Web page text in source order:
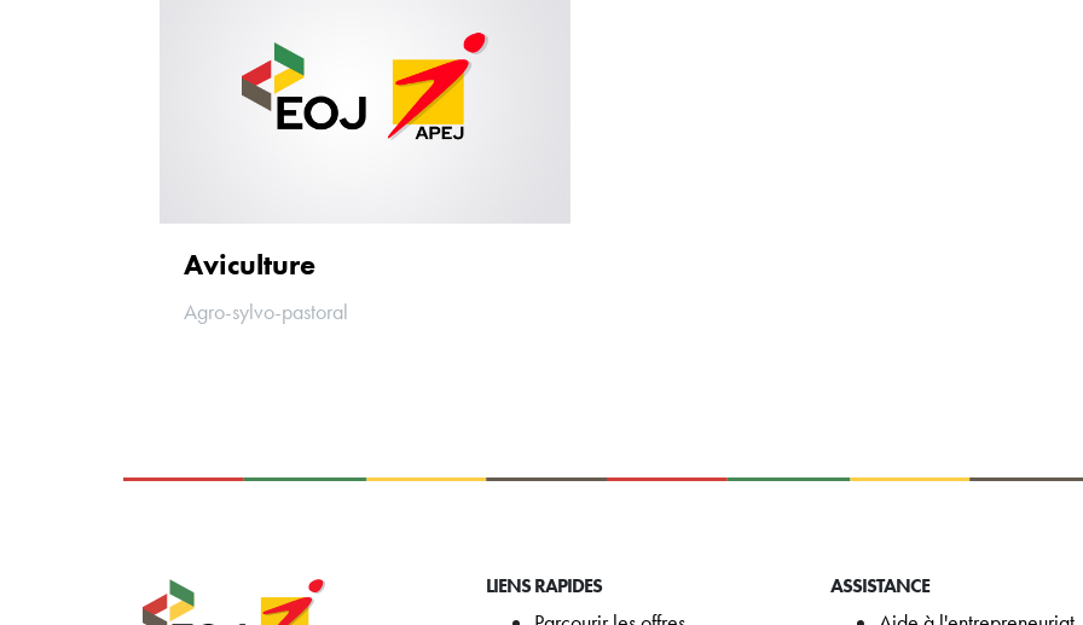
Aviculture
Agro-sylvo-pastoral
LIENS RAPIDES ASSISTANCE